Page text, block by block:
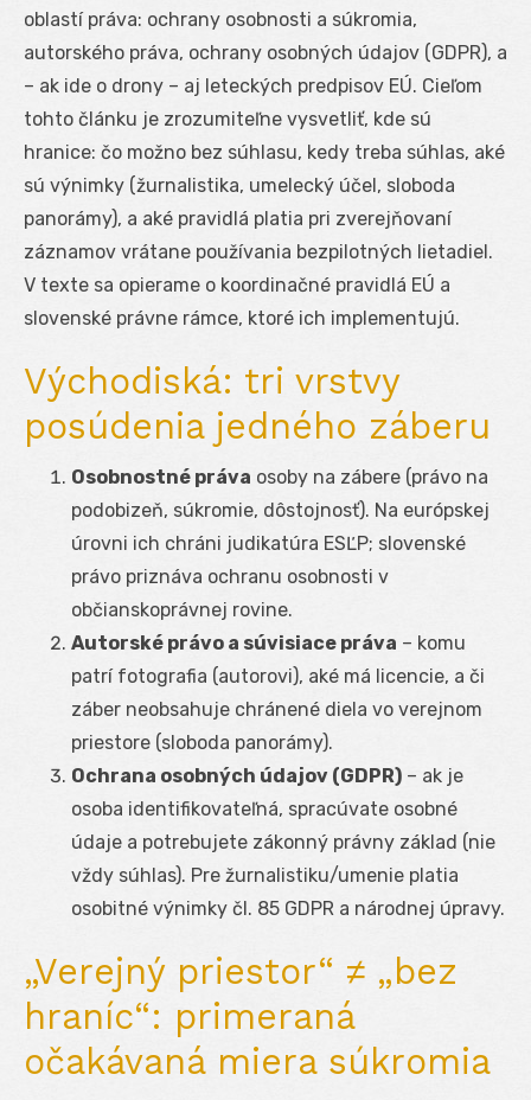
oblastí práva: ochrany osobnosti a súkromia,
autorského práva, ochrany osobných údajov (GDPR), a
– ak ide o drony – aj leteckých predpisov EÚ. Cieľom
tohto článku je zrozumiteľne vysvetliť, kde sú
hranice: čo možno bez súhlasu, kedy treba súhlas, aké
sú výnimky (žurnalistika, umelecký účel, sloboda
panorámy), a aké pravidlá platia pri zverejňovaní
záznamov vrátane používania bezpilotných lietadiel.
V texte sa opierame o koordinačné pravidlá EÚ a
slovenské právne rámce, ktoré ich implementujú.
Východiská: tri vrstvy
posúdenia jedného záberu
Osobnostné práva osoby na zábere (právo na
podobizeň, súkromie, dôstojnosť). Na európskej
úrovni ich chráni judikatúra ESĽP; slovenské
právo priznáva ochranu osobnosti v
občianskoprávnej rovine.
Autorské právo a súvisiace práva – komu
patrí fotografia (autorovi), aké má licencie, a či
záber neobsahuje chránené diela vo verejnom
priestore (sloboda panorámy).
Ochrana osobných údajov (GDPR) – ak je
osoba identifikovateľná, spracúvate osobné
údaje a potrebujete zákonný právny základ (nie
vždy súhlas). Pre žurnalistiku/umenie platia
osobitné výnimky čl. 85 GDPR a národnej úpravy.
„Verejný priestor“ ≠ „bez
hraníc“: primeraná
očakávaná miera súkromia